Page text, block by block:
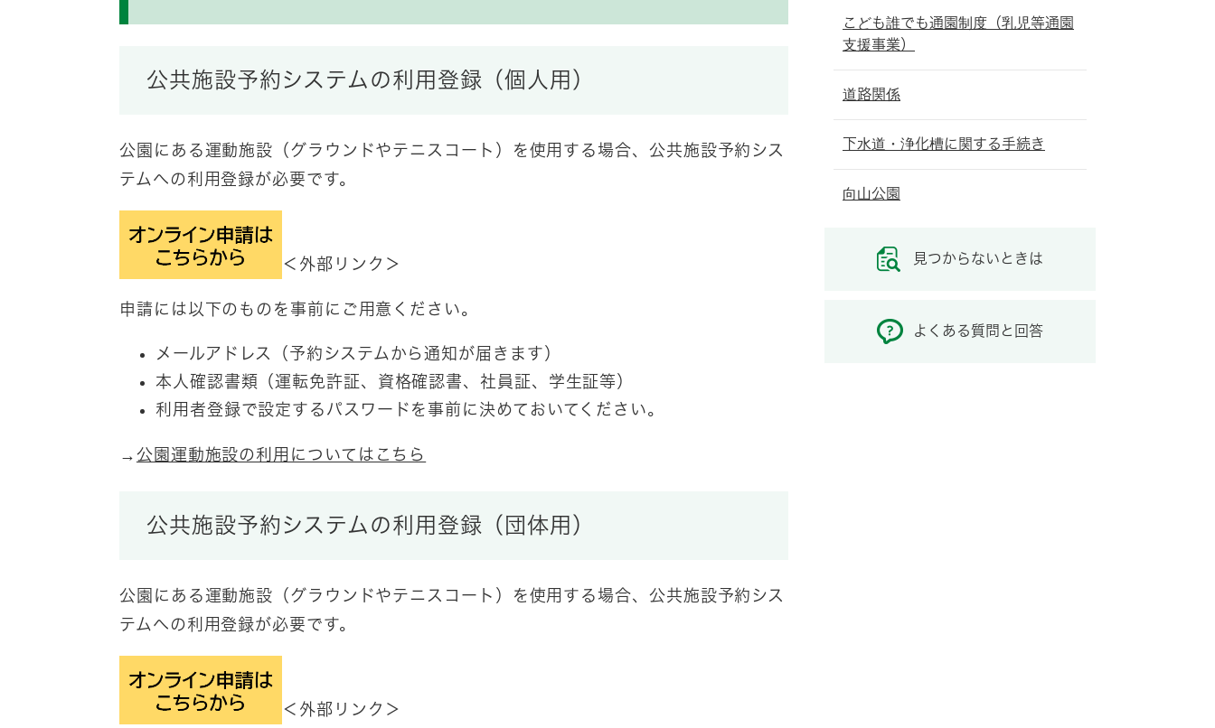
公共施設予約システムの利用登録（個人用）
公園にある運動施設（グラウンドやテニスコート）を使用する場合、公共施設予約シス
テムへの利用登録が必要です。
＜外部リンク＞
申請には以下のものを事前にご用意ください。
メールアドレス（予約システムから通知が届きます）
本人確認書類（運転免許証、資格確認書、社員証、学生証等）
利用者登録で設定するパスワードを事前に決めておいてください。
→ 公園運動施設の利用についてはこちら
公共施設予約システムの利用登録（団体用）
公園にある運動施設（グラウンドやテニスコート）を使用する場合、公共施設予約シス
テムへの利用登録が必要です。
＜外部リンク＞
こども誰でも通園制度（乳児等通園
支援事業）
道路関係
下水道・浄化槽に関する手続き
向山公園
見つからないときは
よくある質問と回答